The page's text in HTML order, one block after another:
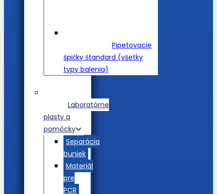
Pipetovacie
špičky štandard (všetky
typy balenia)
Laboratórne
plasty a
pomôcky
Separácia
buniek
Materiál
pre
PCR